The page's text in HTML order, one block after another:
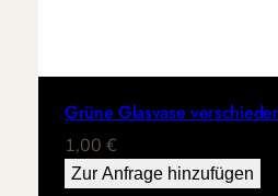
Grüne Glasvase
1,00 €
Zur Anfrage hinzufügen